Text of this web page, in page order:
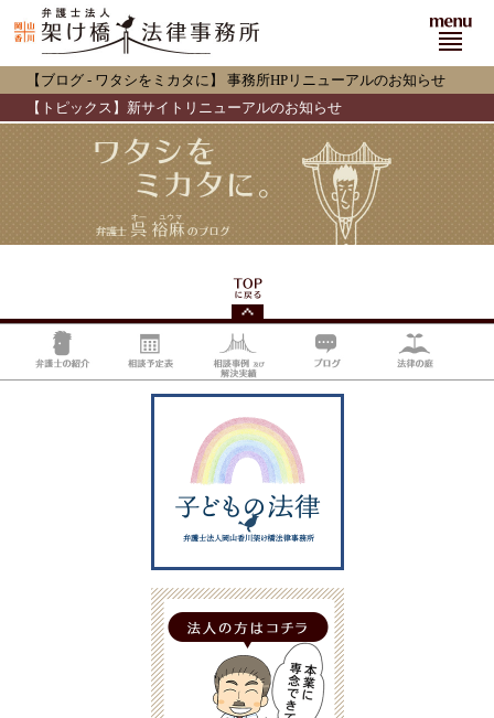
【ブログ - ワタシをミカタに】 事務所HPリニューアルのお知らせ
【トピックス】新サイトリニューアルのお知らせ